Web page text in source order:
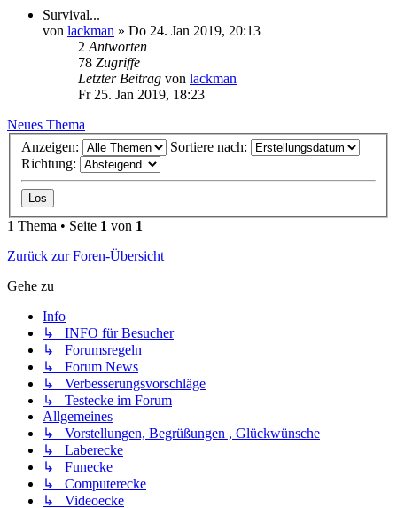
Survival...
von lackman » Do 24. Jan 2019, 20:13
2 Antworten
78 Zugriffe
Letzter Beitrag von lackman
Fr 25. Jan 2019, 18:23
Neues Thema
Anzeigen:
Sortiere nach:
Richtung:
1 Thema • Seite 1 von 1
Zurück zur Foren-Übersicht
Gehe zu
Info
↳ INFO für Besucher
↳ Forumsregeln
↳ Forum News
↳ Verbesserungsvorschläge
↳ Testecke im Forum
Allgemeines
↳ Vorstellungen, Begrüßungen , Glückwünsche
↳ Laberecke
↳ Funecke
↳ Computerecke
↳ Videoecke